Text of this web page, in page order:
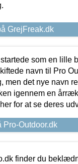
GrejFreak.dk
som en lille
navn til Pro
men det nye navn
igennem en
for at se deres
Pro-Outdoor.dk
finder du